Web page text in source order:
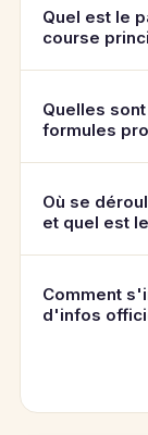
Quel est le
course
Quelles
formules
Où se
et quel est
Comment
d'infos